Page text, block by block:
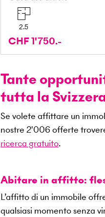
2.5
CHF 1'750.-
Tante
tutta la
Se volete affittare un
nostre 2'006 offerte
ricerca gratuito.
Abitare in affitto:
L’affitto di un immobile
qualsiasi momento senza